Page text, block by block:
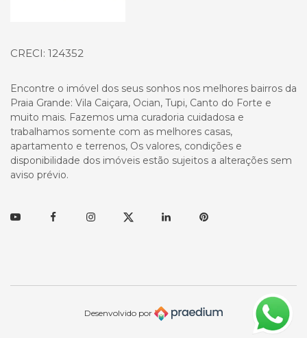
CRECI: 124352
Encontre o imóvel dos seus sonhos nos melhores bairros da
Praia Grande: Vila Caiçara, Ocian, Tupi, Canto do Forte e
muito mais. Fazemos uma curadoria cuidadosa e
trabalhamos somente com as melhores casas,
apartamento e terrenos, Os valores, condições e
disponibilidade dos imóveis estão sujeitos a alterações sem
aviso prévio.
YoutubeFacebookInstagramTwitter LinkedinPinterest
Desenvolvido por